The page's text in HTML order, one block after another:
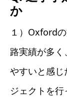
か
１）Oxford
路実績が多
やすいと感じ
ジェクトを